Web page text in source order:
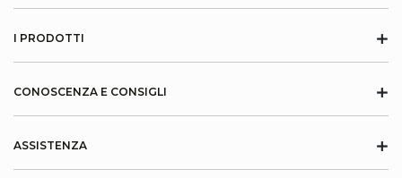
I PRODOTTI +
CONOSCENZA E CONSIGLI +
ASSISTENZA +